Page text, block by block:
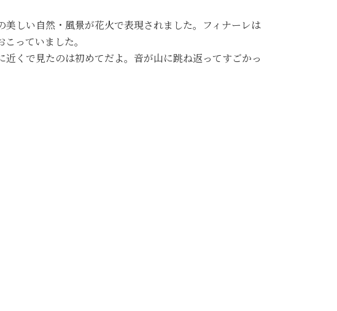
しい自然・風景が花火で表現されました。フィナーレは
っていました。
くで見たのは初めてだよ。音が山に跳ね返ってすごかっ